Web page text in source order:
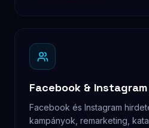
Facebook &
Facebook és Instagram
kampányok, remarketing,